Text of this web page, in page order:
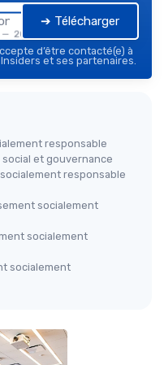
2026
➔ Télécharger
d’être contacté(e) à
et ses partenaires.
responsable
et gouvernance
responsable
socialement
socialement
socialement